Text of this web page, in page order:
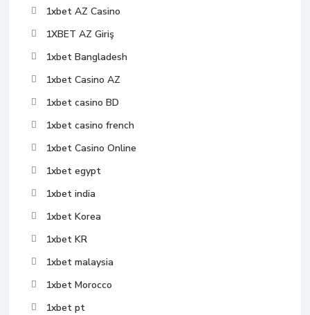
1xbet AZ Casino
1XBET AZ Giriş
1xbet Bangladesh
1xbet Casino AZ
1xbet casino BD
1xbet casino french
1xbet Casino Online
1xbet egypt
1xbet india
1xbet Korea
1xbet KR
1xbet malaysia
1xbet Morocco
1xbet pt